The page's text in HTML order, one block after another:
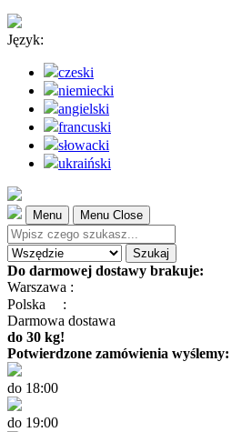
Język:
czeski
niemiecki
angielski
francuski
słowacki
ukraiński
Menu Menu Close
Szukaj
Do darmowej dostawy brakuje:
Warszawa :
Polska
:
Darmowa dostawa
do 30 kg!
Potwierdzone zamówienia wyślemy:
do 18:00
do 19:00